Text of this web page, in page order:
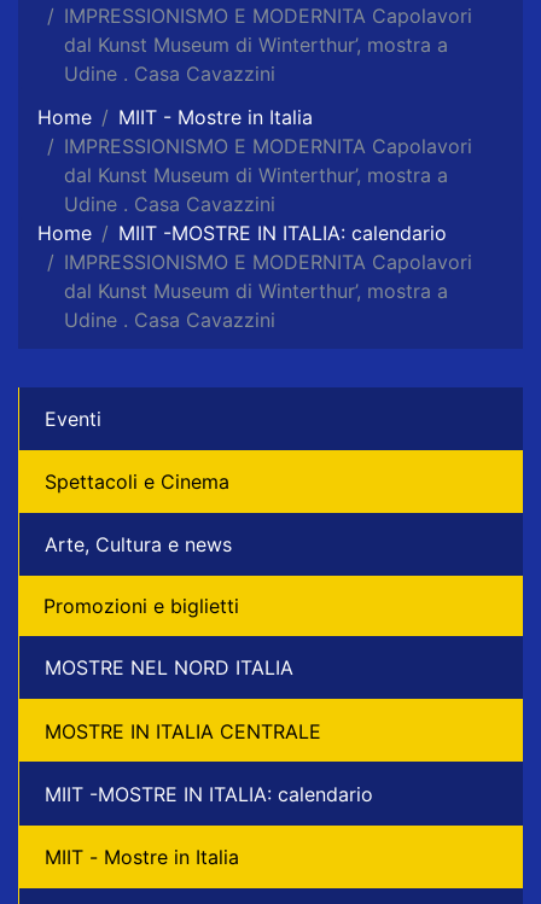
IMPRESSIONISMO E MODERNITA Capolavori
dal Kunst Museum di Winterthur’, mostra a
Udine . Casa Cavazzini
Home
MIIT - Mostre in Italia
IMPRESSIONISMO E MODERNITA Capolavori
dal Kunst Museum di Winterthur’, mostra a
Udine . Casa Cavazzini
Home
MIIT -MOSTRE IN ITALIA: calendario
IMPRESSIONISMO E MODERNITA Capolavori
dal Kunst Museum di Winterthur’, mostra a
Udine . Casa Cavazzini
Eventi
Spettacoli e Cinema
Arte, Cultura e news
Promozioni e biglietti
MOSTRE NEL NORD ITALIA
MOSTRE IN ITALIA CENTRALE
MIIT -MOSTRE IN ITALIA: calendario
MIIT - Mostre in Italia